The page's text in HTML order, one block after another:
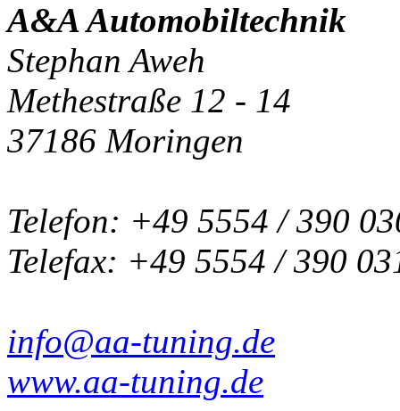
A&A Automobiltechnik
Stephan Aweh
Methestraße 12 - 14
37186 Moringen
Telefon: +49 5554 / 390
Telefax: +49 5554 / 390
info@aa-tuning.de
www.aa-tuning.de